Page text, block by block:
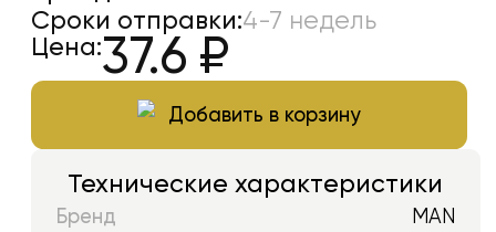
Сроки отправки:4-7 недель
Цена:37.6 ₽
Добавить в корзину
Технические характеристики
Бренд MAN